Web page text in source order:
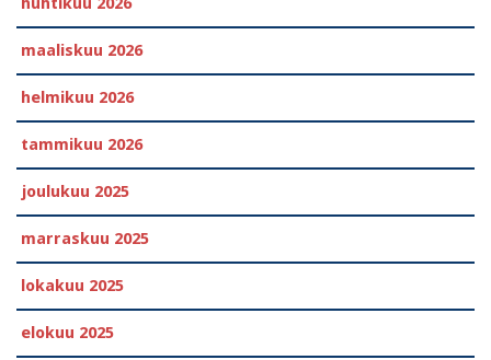
maaliskuu 2026
helmikuu 2026
tammikuu 2026
joulukuu 2025
marraskuu 2025
lokakuu 2025
elokuu 2025